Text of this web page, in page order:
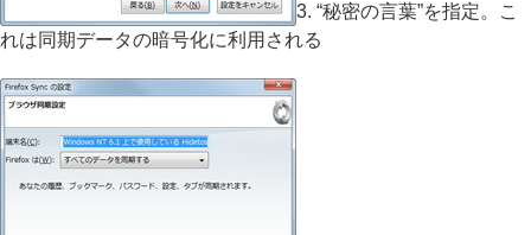
3. “秘密の言葉”を指定。こ
れは同期データの暗号化に利用される